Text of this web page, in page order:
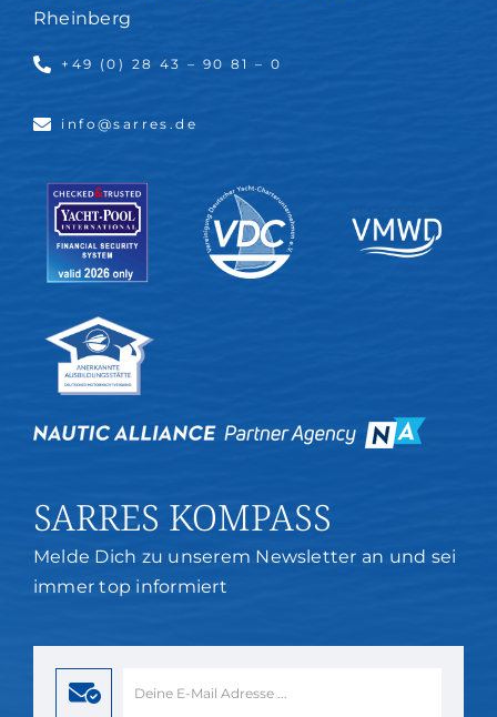
Rheinberg
+49 (0) 28 43 – 90 81 – 0
info@sarres.de
SARRES KOMPASS
Melde Dich zu unserem Newsletter an und sei
immer top informiert